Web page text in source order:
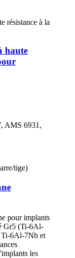
haute
AMS 6931,
pour implants
Gr5 (Ti-6Al-
6Al-7Nb et
les